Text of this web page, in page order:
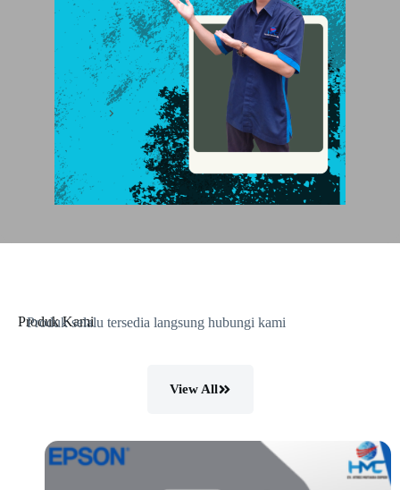
Produk Kami
Produk selalu tersedia langsung hubungi kami
View All